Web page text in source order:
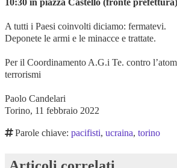
10:30 in piazza Castello (fronte
A tutti i Paesi coinvolti diciamo: fermatevi.
Deponete le armi e le minacce e trattate.
Per il Coordinamento A.G.i Te. contro
terrorismi
Paolo Candelari
Torino, 11 febbraio 2022
Parole chiave:pacifisti,ucraina,torino